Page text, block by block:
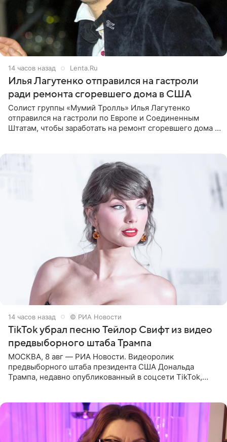
14 часов назад Lenta.Ru
Илья Лагутенко отправился на гастроли
ради ремонта сгоревшего дома в США
Солист группы «Мумий Тролль» Илья Лагутенко
отправился на гастроли по Европе и Соединенным
Штатам, чтобы заработать на ремонт сгоревшего дома в
14 часов назад © РИА Новости
TikTok убрал песню Тейлор Свифт из видео
предвыборного штаба Трампа
МОСКВА, 8 авг — РИА Новости. Видеоролик
предвыборного штаба президента США Дональда
Трампа, недавно опубликованный в соцсети TikTok,